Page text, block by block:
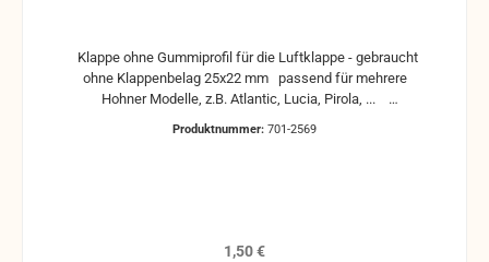
ohne Klappenbelag 25x22 mm passend für mehrere
Hohner Modelle, z.B. Atlantic, Lucia, Pirola, ...
Funktion nicht mehr gewährleistet werden und die
Produktnummer: 701-2569
Regulärer Preis:
1,50 €